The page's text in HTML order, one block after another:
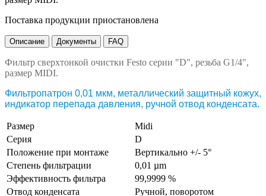
Поставка продукции приостановлена
Описание Документы FAQ
Фильтр сверхтонкой очистки Festo серии "D", резьба G1/4",
размер MIDI.
Фильтропатрон 0,01 мкм, металлический защитный кожух,
индикатор перепада давления, ручной отвод конденсата.
Размер
Midi
Серия
D
Положение при монтаже
Вертикально +/- 5°
Степень фильтрации
0,01 µm
Эффективность фильтра
99,9999 %
Отвод конденсата
Ручной, поворотом